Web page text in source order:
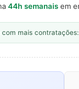
44h semanais em
com mais contratações: